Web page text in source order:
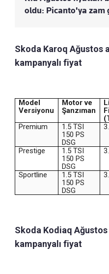
oldu: Picanto'ya zam
Skoda Karoq Ağustos
kampanyalı fiyat
Model
Versiyonu
Motor ve
Şanzıman
Premium
1.5 TSI
150 PS
DSG
Prestige
1.5 TSI
150 PS
DSG
Sportline
1.5 TSI
150 PS
DSG
Skoda Kodiaq
kampanyalı fiyat